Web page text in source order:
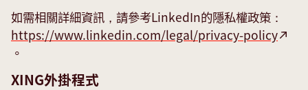
如需相關詳細資訊，請參考LinkedIn的隱私權政策：
https://www.linkedin.com/legal/privacy-policy
。
XING外掛程式